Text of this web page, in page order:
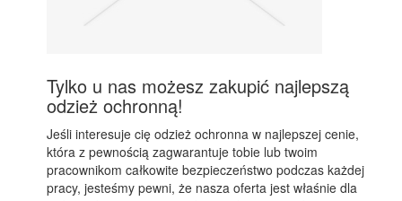
Tylko u nas możesz zakupić najlepszą
odzież ochronną!
Jeśli interesuje cię odzież ochronna w najlepszej cenie,
która z pewnością zagwarantuje tobie lub twoim
pracownikom całkowite bezpieczeństwo podczas każdej
pracy, jesteśmy pewni, że nasza oferta jest właśnie dla